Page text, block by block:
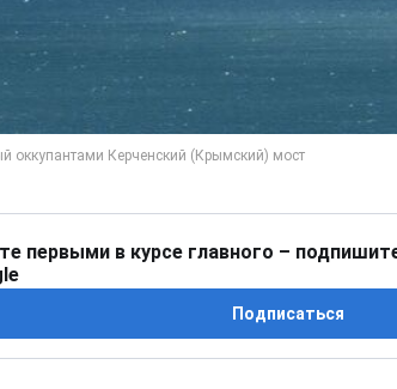
первыми в курсе главного –
Подписаться